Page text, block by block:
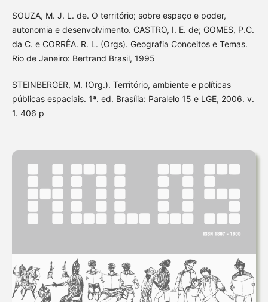
SOUZA, M. J. L. de. O território; sobre espaço e poder,
autonomia e desenvolvimento. CASTRO, I. E. de; GOMES, P.C.
da C. e CORRÊA. R. L. (Orgs). Geografia Conceitos e Temas.
Rio de Janeiro: Bertrand Brasil, 1995
STEINBERGER, M. (Org.). Território, ambiente e políticas
públicas espaciais. 1ª. ed. Brasília: Paralelo 15 e LGE, 2006. v.
1. 406 p